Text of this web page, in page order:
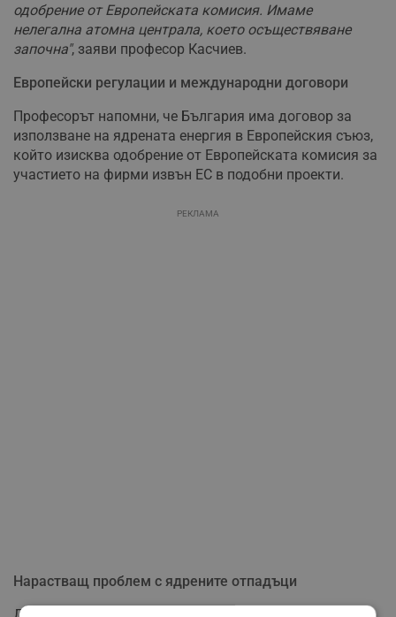
одобрение от Европейската комисия. Имаме
нелегална атомна централа, което осъществяване
започна", заяви професор Касчиев.
Европейски регулации и международни договори
Професорът напомни, че България има договор за
използване на ядрената енергия в Европейския съюз,
който изисква одобрение от Европейската комисия за
участието на фирми извън ЕС в подобни проекти.
РЕКЛАМА
Нарастващ проблем с ядрените отпадъци